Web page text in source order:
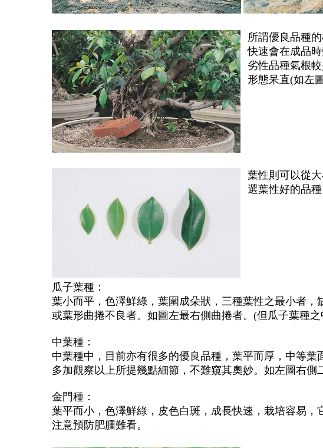
所謂優良品種
快速會在成品
劣性品種氣根
形態呆直(如左圖
葉性則可以從
選葉性好的品種
瓜子葉種：
葉小而平，色澤鮮綠，葉圍成朵狀，三種葉性之最小者
或葉形曲捲不良者。如圖左最右側曲捲者。(但瓜子葉種
中葉種：
中葉種中，目前亦有很多的優良品種，葉平而厚，中等
多加觀察以上所提幾點細節，不難窺其奧妙。如左圖右側
金門種：
葉平而小，色澤鮮綠，皮色白斑，成長快速，栽培容易
注意預防肥腫難看。